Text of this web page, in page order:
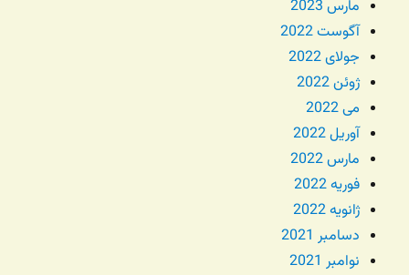
مارس 2023
آگوست 2022
جولای 2022
ژوئن 2022
می 2022
آوریل 2022
مارس 2022
فوریه 2022
ژانویه 2022
دسامبر 2021
نوامبر 2021